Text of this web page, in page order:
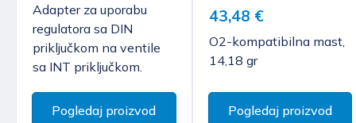
Adapter za uporabu
regulatora sa DIN
priključkom na ventile
sa INT priključkom.
Pogledaj proizvod
43,48 €
O2-kompatibilna mast,
14,18 gr
Pogledaj proizvod